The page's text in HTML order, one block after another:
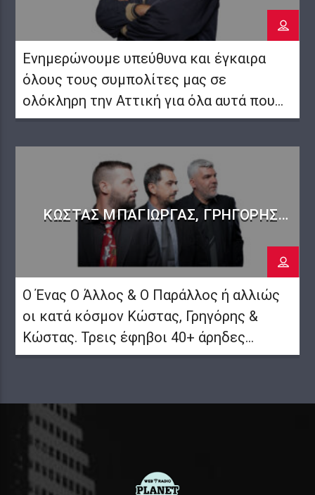
Πολλές εκπομπές, πολλές
συνεντεύξεις, πολλοί καλεσμένοι, κάθε
μέρα μουσική αλλά και […]
Ενημερώνουμε υπεύθυνα και έγκαιρα
όλους τους συμπολίτες μας σε
ολόκληρη την Αττική για όλα αυτά που
πρέπει να γνωρίζουν στις γειτονιές
τους. Δίνουμε βήμα στους
αυτοδιοικητικούς των 66 δήμων της
μεγαλύτερης περιφέρειας της χώρας
μας. Συνεχίζουμε τη μεγάλη μάχη της
ενημέρωσης πιστοί στις επιταγές των
συμπολιτών μας για βελτίωση της
ποιότητας ζωής τους σε ολόκληρο […]
ΚΏΣΤΑΣ ΜΠΑΓΙΏΡΓΑΣ, ΓΡΗΓΌΡΗΣ
ΓΑΛΑΝΆΚΟΣ & ΚΏΣΤΑΣ ΖΙΆΚΑΝΟΣ
Ο Ένας Ο Άλλος & Ο Παράλλος ή αλλιώς
οι κατά κόσμον Κώστας, Γρηγόρης &
Κώστας. Τρεις έφηβοι 40+ άρηδες
κάνουμε την επανάσταση μας για να
μας το μόνο μας "όπλο". Μια εκπομπή
κατά της καταπίεσης. Αν & μπορεί να
χάνουμε μάχες, θα κερδίσουμε τον
πόλεμο. Αδέλφια μην τις φοβάστε
ΝΙΚΑΜΕΕΕ!!